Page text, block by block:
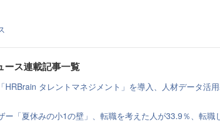
ース連載記事一覧
HRBrain タレントマネジメント」を導入、人材データ活
ー「夏休みの小1の壁」、転職を考えた人が33.9％、転職